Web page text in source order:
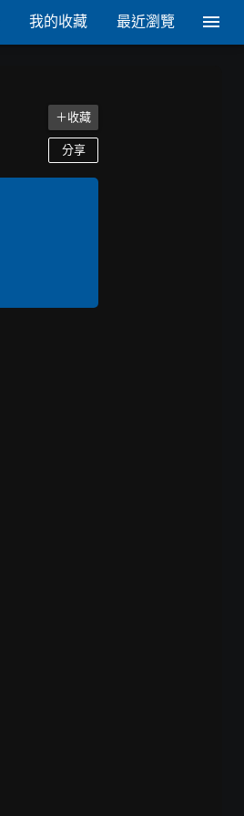
我的收藏 最近瀏覽
＋收藏
分享